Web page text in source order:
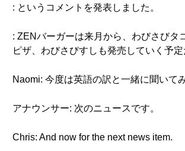
: というコメントを発表しました。
: ZENバーガーは来月から、わびさびタ
ピザ、わびさびすしも発売していく予定
Naomi: 今度は英語の訳と一緒に聞いて
アナウンサー: 次のニュースです。
Chris: And now for the next news item.